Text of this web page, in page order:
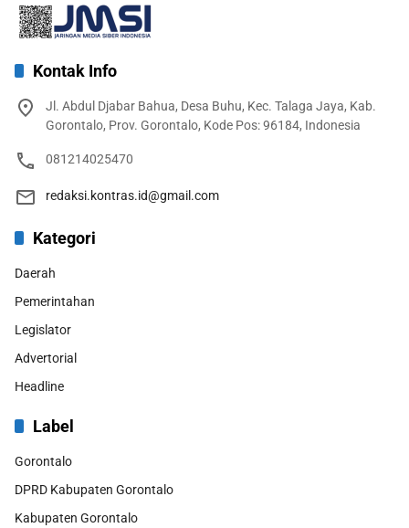
Kontak Info
Jl. Abdul Djabar Bahua, Desa Buhu, Kec. Talaga Jaya, Kab.
Gorontalo, Prov. Gorontalo, Kode Pos: 96184, Indonesia
081214025470
redaksi.kontras.id@gmail.com
Kategori
Daerah
Pemerintahan
Legislator
Advertorial
Headline
Label
Gorontalo
DPRD Kabupaten Gorontalo
Kabupaten Gorontalo